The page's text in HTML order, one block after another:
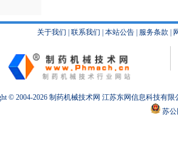
关于我们 联系我们 本站公告| 服务条款
© 2004-2026 制药机械技术网 江苏东网信息科技有
苏公